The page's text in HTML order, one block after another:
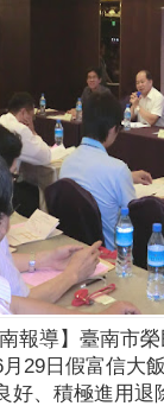
報導】臺南市
29日假富信大
好、積極進用